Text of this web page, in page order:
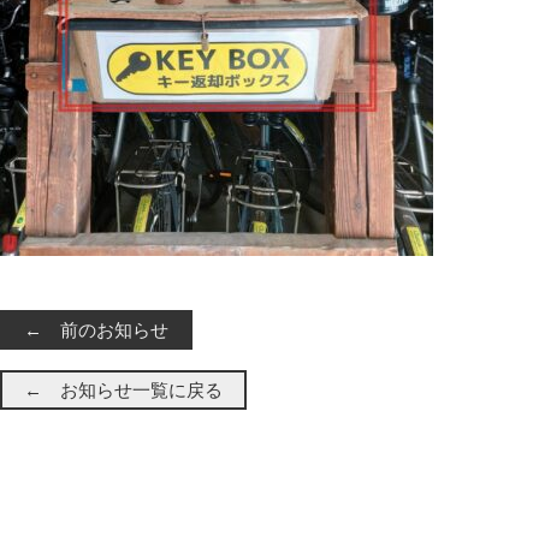
← 前のお知らせ
← お知らせ一覧に戻る